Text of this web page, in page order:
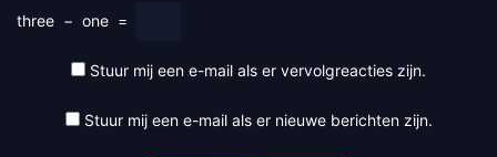
three − one =
Stuur mij een e-mail als er vervolgreacties zijn.
Stuur mij een e-mail als er nieuwe berichten zijn.